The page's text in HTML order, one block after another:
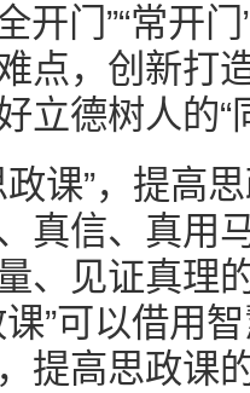
开门”“常开
点，创新打
立德树人的“
课”，提高
真信、真用
、见证真理
”可以借用
提高思政课